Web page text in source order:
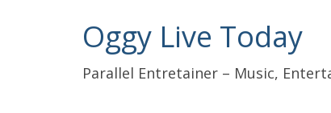
Oggy Live Today
Parallel Entretainer – Music,